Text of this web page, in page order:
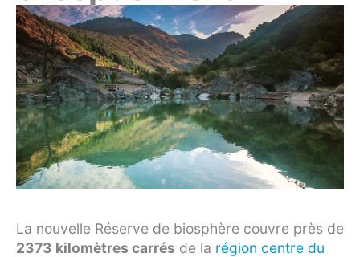
La nouvelle Réserve de biosphère couvre près de
2373 kilomètres carrés de la région centre du